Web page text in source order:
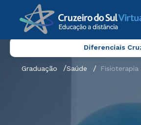
Diferenciais
Graduação Saúde Fisioterapia